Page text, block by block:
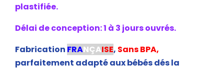
plastifiée.
Délai de conception: 1 à 3 jours ouvrés.
Fabrication FRANÇAISE, Sans BPA,
parfaitement adapté aux bébés dés la